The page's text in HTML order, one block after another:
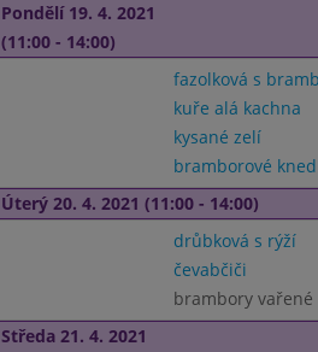
Pondělí 19. 4. 2021
(11:00 - 14:00)
fazolková s
kuře alá kachna
kysané zelí
bramborové
Úterý 20. 4. 2021 (11:00 - 14:00)
drůbková s rýží
čevabčiči
brambory vařené
Středa 21. 4. 2021